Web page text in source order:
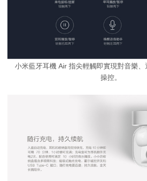
小米藍牙耳機 Air 指尖輕觸即實現對音樂
操控。